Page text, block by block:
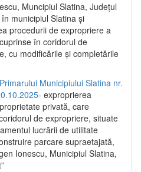
Muncipiul Slatina, Judeţul
în municipiul Slatina şi
procedurii de expropriere a
în coridorul de
cu modificările şi completările
Municipiului Slatina nr.
- exproprierea
privată, care
de expropriere, situate
lucrării de utilitate
parcare supraetajată,
Ionescu, Municipiul Slatina,